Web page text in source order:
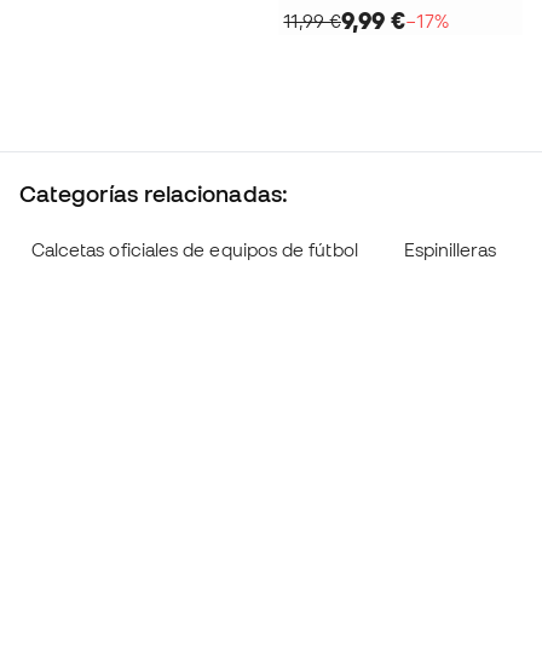
11,99 €9,99 €−17%
Categorías relacionadas:
Calcetas oficiales de equipos de fútbol Espinilleras